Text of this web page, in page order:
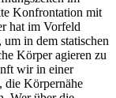
Konfrontation mit
hat im Vorfeld
in dem statischen
Körper agieren zu
wir in einer
die Körpernähe